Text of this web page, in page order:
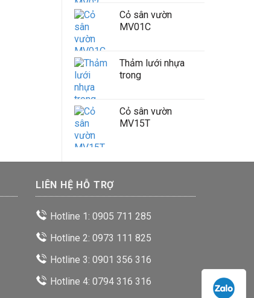
Cỏ sân vườn
MV01C
Thảm lưới nhựa
trong
Cỏ sân vườn
MV15T
LIÊN HỆ HỖ TRỢ
Hotline 1: 0905 711 285
Hotline 2: 0973 111 825
Hotline 3: 0901 356 316
Hotline 4: 0794 316 316